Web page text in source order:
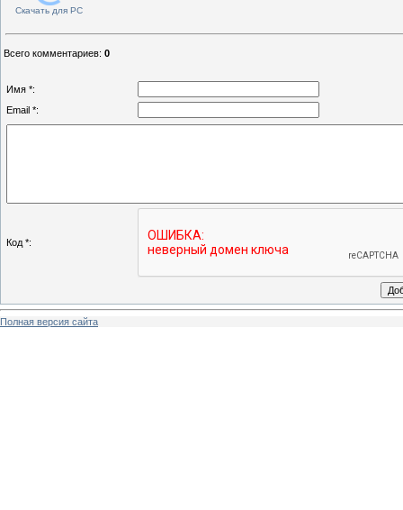
Скачать для PC
Всего комментариев: 0
Имя *:
Email *:
Код *:
Полная версия сайта